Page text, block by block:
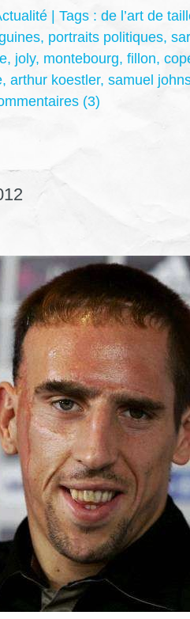
| Tags : de l’art de
, portraits politiques,
, joly, montebourg, fillon,
, arthur koestler, samuel
(3)